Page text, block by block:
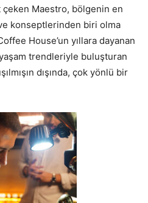
Maestro, bölgenin en
konseptlerinden biri olma
House’un yıllara dayanan
trendleriyle buluşturan
dışında, çok yönlü bir